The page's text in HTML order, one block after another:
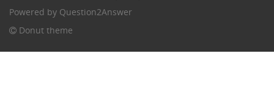
Powered by Question2Answer
Donut theme